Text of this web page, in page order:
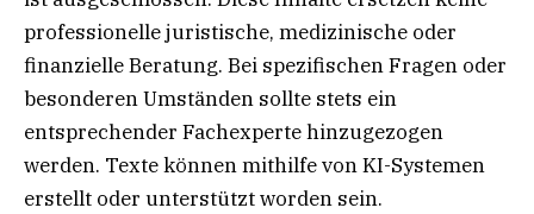
professionelle juristische, medizinische oder
finanzielle Beratung. Bei spezifischen Fragen oder
besonderen Umständen sollte stets ein
entsprechender Fachexperte hinzugezogen
werden. Texte können mithilfe von KI-Systemen
erstellt oder unterstützt worden sein.